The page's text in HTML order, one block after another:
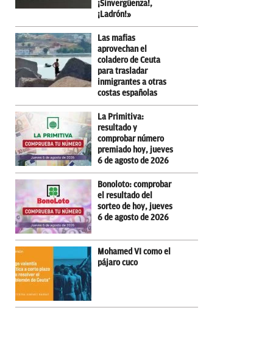
¡Sinvergüenza!,
¡Ladrón!»
Las mafias
aprovechan el
coladero de Ceuta
para trasladar
inmigrantes a otras
costas españolas
La Primitiva:
resultado y
comprobar número
premiado hoy, jueves
6 de agosto de 2026
Bonoloto: comprobar
el resultado del
sorteo de hoy, jueves
6 de agosto de 2026
Mohamed VI como el
pájaro cuco